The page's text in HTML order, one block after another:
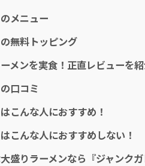
メニュー
無料トッピング
メンを実食！正直レビューを
口コミ
こんな人におすすめ！
こんな人におすすめしない！
盛りラーメンなら『ジャンク